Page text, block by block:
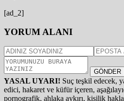
[ad_2]
YORUM ALANI
GÖNDER
YASAL UYARI! Suç teşkil edecek,
edici, hakaret ve küfür içeren,
pornografik, ahlaka aykırı, kişilik